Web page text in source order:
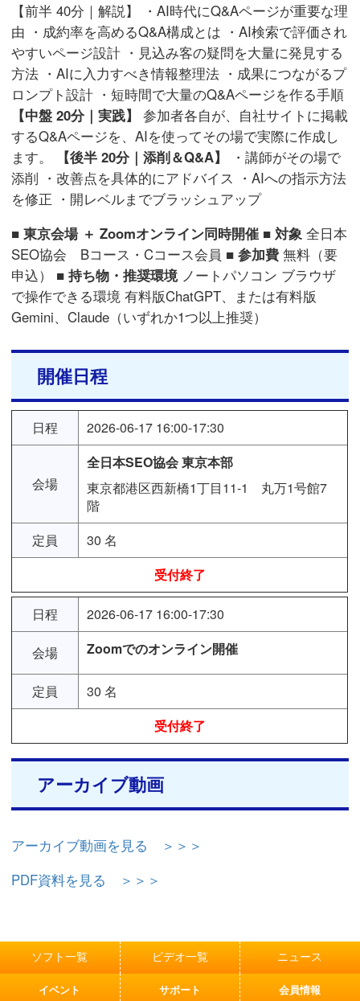
【前半 40分｜解説】 ・AI時代にQ&Aページが重要な理
由 ・成約率を高めるQ&A構成とは ・AI検索で評価され
やすいページ設計 ・見込み客の疑問を大量に発見する
方法 ・AIに入力すべき情報整理法 ・成果につながるプ
ロンプト設計 ・短時間で大量のQ&Aページを作る手順
【中盤 20分｜実践】
参加者各自が、自社サイトに掲載
するQ&Aページを、AIを使ってその場で実際に作成し
ます。
【後半 20分｜添削＆Q&A】
・講師がその場で
添削 ・改善点を具体的にアドバイス ・AIへの指示方法
を修正 ・開レベルまでブラッシュアップ
■ 東京会場 ＋ Zoomオンライン同時開催 ■ 対象 全日本
SEO協会 Bコース・Cコース会員 ■ 参加費 無料（要
申込） ■ 持ち物・推奨環境ノートパソコン ブラウザ
で操作できる環境 有料版ChatGPT、または有料版
Gemini、Claude（いずれか1つ以上推奨）
開催日程
日程 2026-06-17 16:00-17:30
会場
全日本SEO協会 東京本部
東京都港区西新橋1丁目11-1 丸万1号館7
階
定員
30 名
受付終了
日程 2026-06-17 16:00-17:30
会場 Zoomでのオンライン開催
定員
30 名
受付終了
アーカイブ動画
アーカイブ動画を見る ＞＞＞
PDF資料を見る ＞＞＞
ソフト一覧 ビデオ一覧 ニュース
イベント サポート 会員情報